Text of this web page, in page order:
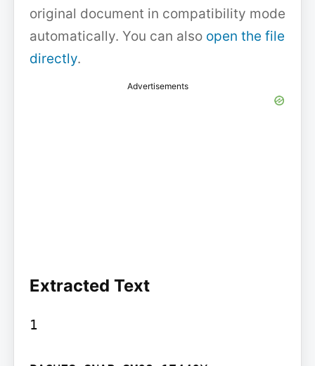
original document in compatibility mode
automatically. You can also open the file
directly.
Advertisements
Extracted Text
1